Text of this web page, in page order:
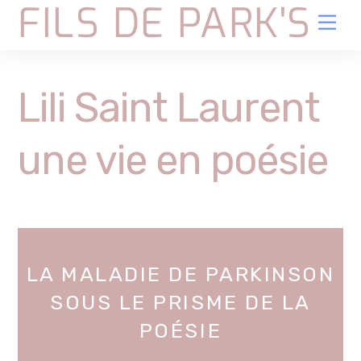
SkipFILS DE PARK'S
Lili Saint Laurent
une vie en poésie
LA MALADIE DE PARKINSON
SOUS LE PRISME DE LA
POÉSIE